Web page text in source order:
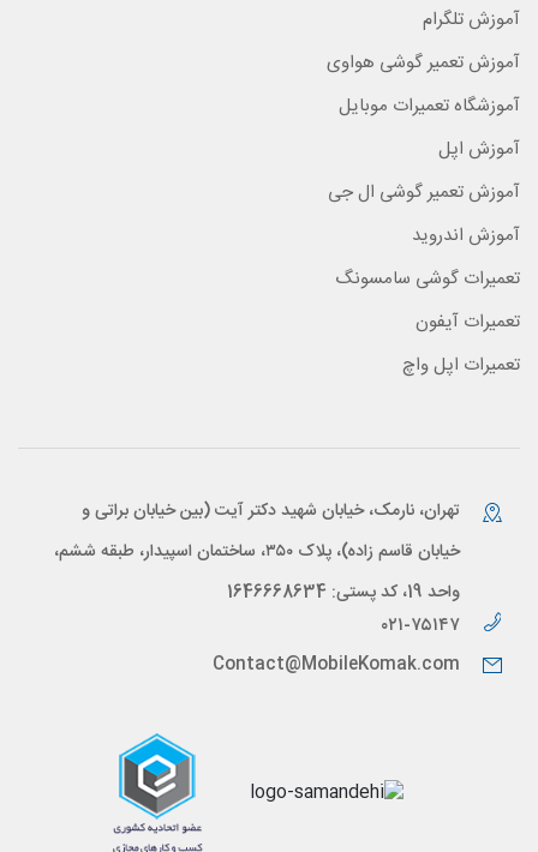
آموزش تلگرام
آموزش تعمیر گوشی هواوی
آموزشگاه تعمیرات موبایل
آموزش اپل
آموزش تعمیر گوشی ال جی
آموزش اندروید
تعمیرات گوشی سامسونگ
تعمیرات آیفون
تعمیرات اپل واچ
تهران، نارمک، خیابان شهید دکتر آیت (بین خیابان براتی و
خیابان قاسم زاده)، پلاک ۳۵۰، ساختمان اسپیدار، طبقه ششم،
واحد 19، کد پستی: 1646668634
۰۲۱-۷۵۱۴۷
Contact@MobileKomak.com